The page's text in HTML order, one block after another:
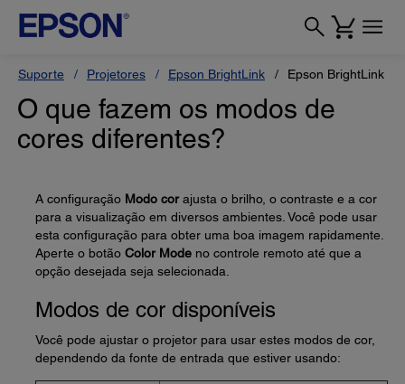
Suporte Projetores Epson BrightLink Epson BrightLink
O que fazem os modos de
cores diferentes?
A configuração Modo corajusta o brilho, o contraste e a cor
para a visualização em diversos ambientes. Você pode usar
esta configuração para obter uma boa imagem rapidamente.
Aperte o botão Color Mode no controle remoto até que a
opção desejada seja selecionada.
Modos de cor disponíveis
Você pode ajustar o projetor para usar estes modos de cor,
dependendo da fonte de entrada que estiver usando: